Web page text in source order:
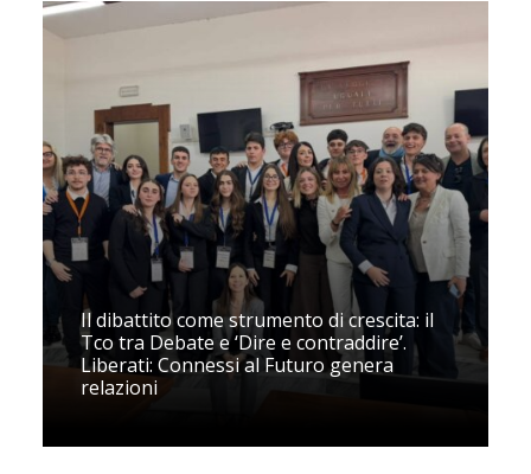
Il dibattito come strumento di crescita: il
Tco tra Debate e ‘Dire e contraddire’.
Liberati: Connessi al Futuro genera
relazioni